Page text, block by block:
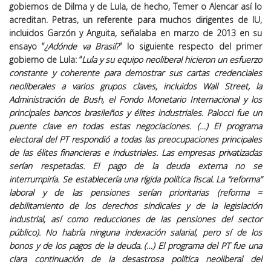
gobiernos de Dilma y de Lula, de hecho, Temer o Alencar así lo
acreditan. Petras, un referente para muchos dirigentes de IU,
incluidos Garzón y Anguita, señalaba en marzo de 2013 en su
ensayo “¿Adónde va Brasil?” lo siguiente respecto del primer
gobierno de Lula: “Lula y su equipo neoliberal hicieron un esfuerzo
constante y coherente para demostrar sus cartas credenciales
neoliberales a varios grupos claves, incluidos Wall Street, la
Administración de Bush, el Fondo Monetario Internacional y los
principales bancos brasileños y élites industriales. Palocci fue un
puente clave en todas estas negociaciones. (…) El programa
electoral del PT respondió a todas las preocupaciones principales
de las élites financieras e industriales. Las empresas privatizadas
serían respetadas. El pago de la deuda externa no se
interrumpiría. Se establecería una rígida política fiscal. La “reforma”
laboral y de las pensiones serían prioritarias (reforma =
debilitamiento de los derechos sindicales y de la legislación
industrial, así como reducciones de las pensiones del sector
público). No habría ninguna indexación salarial, pero sí de los
bonos y de los pagos de la deuda. (…) El programa del PT fue una
clara continuación de la desastrosa política neoliberal del